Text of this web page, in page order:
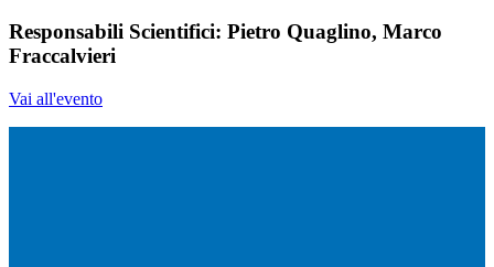
Responsabili Scientifici: Pietro Quaglino, Marco
Fraccalvieri
Vai all'evento